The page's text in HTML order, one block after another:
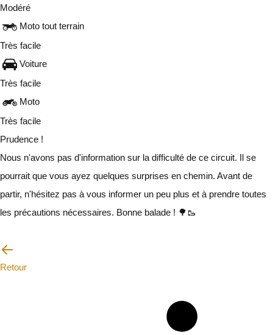
Modéré
Moto tout terrain
Très facile
Voiture
Très facile
Moto
Très facile
Prudence !
Nous n'avons pas d'information sur la difficulté de ce circuit. Il se
pourrait que vous ayez quelques surprises en chemin. Avant de
partir, n'hésitez pas à vous informer un peu plus et à prendre toutes
les précautions nécessaires. Bonne balade ! 🌳🥾
Retour